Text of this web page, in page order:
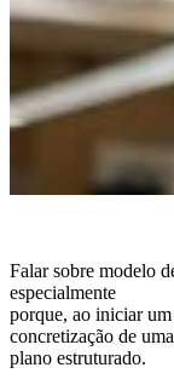
Falar sobre modelo
especialmente
porque, ao iniciar
concretização de
plano estruturado.